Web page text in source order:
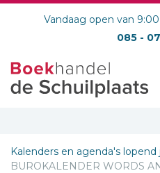
Vandaag open van
085 -
Kalenders en agenda's lopend
BUROKALENDER WORDS